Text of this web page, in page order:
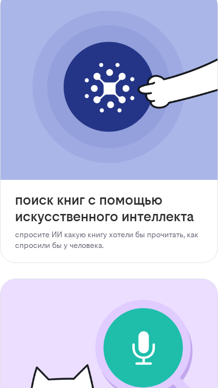
поиск книг с помощью
искусственного интеллекта
спросите ИИ какую книгу хотели бы прочитать, как
спросили бы у человека.